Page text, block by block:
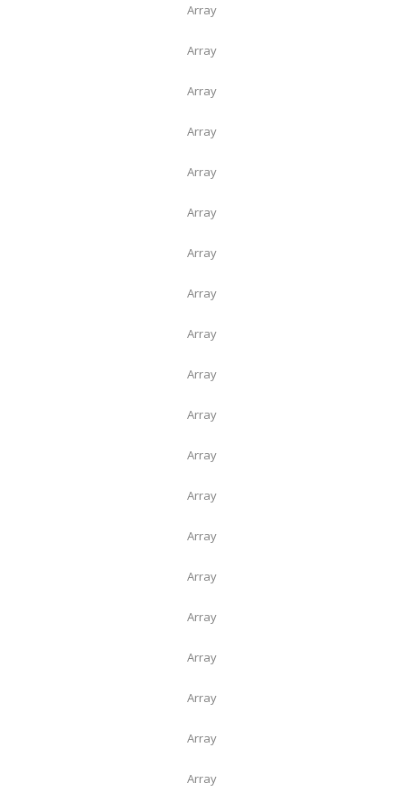
Array
Array
Array
Array
Array
Array
Array
Array
Array
Array
Array
Array
Array
Array
Array
Array
Array
Array
Array
Array